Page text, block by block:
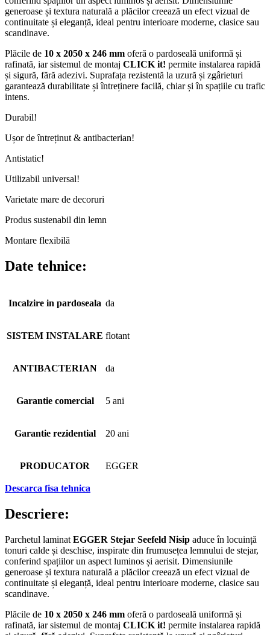
generoase și textura naturală a plăcilor creează un efect vizual de
continuitate și eleganță, ideal pentru interioare moderne, clasice sau
scandinave.
Plăcile de 10 x 2050 x 246 mm oferă o pardoseală uniformă și
rafinată, iar sistemul de montaj CLICK it! permite instalarea rapidă
și sigură, fără adezivi. Suprafața rezistentă la uzură și zgârieturi
garantează durabilitate și întreținere facilă, chiar și în spațiile cu trafic
intens.
Durabil!
Ușor de întreținut & antibacterian!
Antistatic!
Utilizabil universal!
Varietate mare de decoruri
Produs sustenabil din lemn
Montare flexibilă
Date tehnice:
Incalzire in pardoseala da
SISTEM INSTALARE flotant
ANTIBACTERIAN da
Garantie comercial 5 ani
Garantie rezidential 20 ani
PRODUCATOR EGGER
Descarca fisa tehnica
Descriere:
Parchetul laminat EGGER Stejar Seefeld Nisip aduce în locuință
tonuri calde și deschise, inspirate din frumusețea lemnului de stejar,
conferind spațiilor un aspect luminos și aerisit. Dimensiunile
generoase și textura naturală a plăcilor creează un efect vizual de
continuitate și eleganță, ideal pentru interioare moderne, clasice sau
scandinave.
Plăcile de 10 x 2050 x 246 mm oferă o pardoseală uniformă și
rafinată, iar sistemul de montaj CLICK it! permite instalarea rapidă